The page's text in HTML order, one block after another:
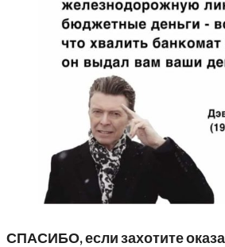
СПАСИБО, если захотите